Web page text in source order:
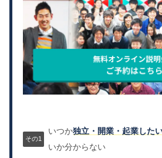
いつか独立・開業・起業した
いか分からない